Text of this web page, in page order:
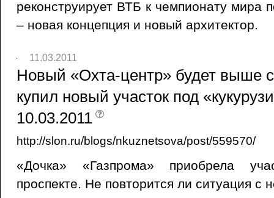
реконструирует ВТБ к чемпионату мира
– новая концепция и новый архитектор.
11.03.2011
Новый «Охта-центр» будет выше
купил новый участок под
10.03.2011
http://slon.ru/blogs/nkuznetsova/post/559570/
«Дочка» «Газпрома» приобрела
проспекте. Не повторится ли ситуация с